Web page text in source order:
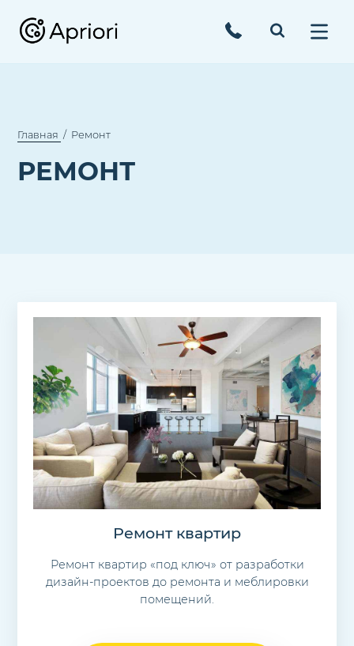
Главная Ремонт
РЕМОНТ
Ремонт квартир
Ремонт квартир «под ключ» от разработки
дизайн-проектов до ремонта и меблировки
помещений.